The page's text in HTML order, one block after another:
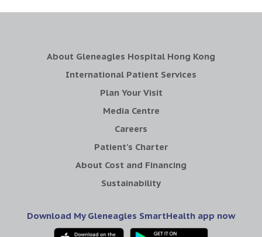
About Gleneagles Hospital Hong Kong
International Patient Services
Plan Your Visit
Media Centre
Careers
Patient's Charter
About Cost and Financing
Sustainability
Download My Gleneagles SmartHealth app now